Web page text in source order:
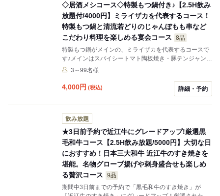
◇居酒メシコース◇特製もつ鍋付き♪【2.5H飲み
放題付/4000円】ミライザカを代表するコース！
特製もつ鍋と清流若どりのじゃんぼもも串など
こだわり料理を楽しめる宴会コース
8品
特製もつ鍋がメインの、ミライザカを代表するコースで
す♪メインはスパイシートマト陶板焼き・豚テンジャンチ
ゲ鍋に変更可能！変更ご希望あれば備考に記載お願いい
致します。
3～99名様
4,000円 (税込) 詳細・予約
飲み放題
★3日前予約で近江牛にグレードアップ!厳選黒
毛和牛コース【2.5H飲み放題/5000円】大切な日
におすすめ！日本三大和牛 近江牛のすき焼きを
堪能。名物グローブ揚げや刺身盛合せも楽しめ
る贅沢コース
9品
期間中3日前までの予約で「黒毛和牛のすき焼き」が